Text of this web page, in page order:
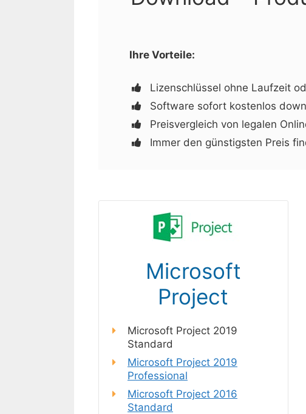
Ihre Vorteile:
Lizenschlüssel ohne Laufzeit
Software sofort kostenlos
Preisvergleich von legalen
Immer den günstigsten Preis
Microsoft
Project
Microsoft Project 2019
Standard
Microsoft Project 2019
Professional
Microsoft Project 2016
Standard